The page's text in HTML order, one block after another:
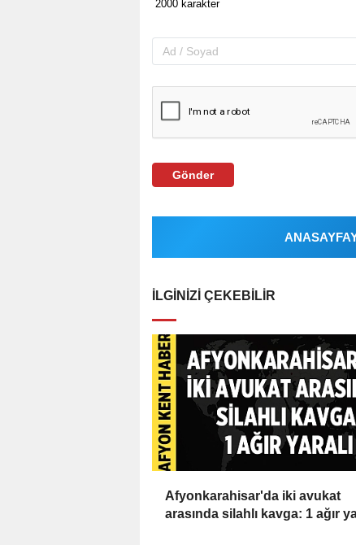
Gönder
İLGINIZI ÇEKEBILIR
Afyonkarahisar'da iki avukat
arasında silahlı kavga: 1 ağır